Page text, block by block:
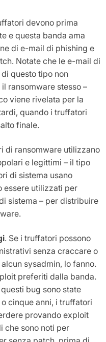
devono prima
e questa banda ama
di e-mail di phishing e
Notate che le e-mail di
questo tipo non
ransomware stesso –
viene rivelata per la
quando i truffatori
finale.
di ransomware utilizzano
e legittimi – il tipo
di sistema usano
essere utilizzati per
sistema – per distribuire
. Se i truffatori possono
senza craccare o
sysadmin, lo fanno.
preferiti dalla banda.
bug sono state
cinque anni, i truffatori
provando exploit
che sono noti per